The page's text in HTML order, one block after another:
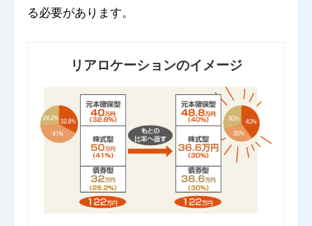
る必要があります。
リアロケーションのイメージ